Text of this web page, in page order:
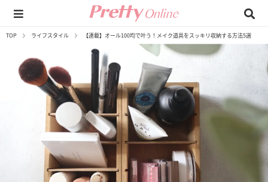
TOP ライフスタイル 【連載】オール100均で叶う！メイク道具をスッキリ収納する方法5選